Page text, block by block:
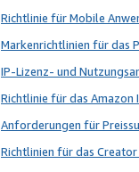
Richtlinie für Mobile
Markenrichtlinien für das
IP-Lizenz- und
Richtlinie für das Amazon
Anforderungen für
Richtlinien für das